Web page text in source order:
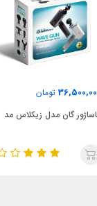
تومان
گان مدل زیکلاس مد